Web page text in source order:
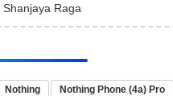
Shanjaya Raga
Nothing Nothing Phone (4a) Pro